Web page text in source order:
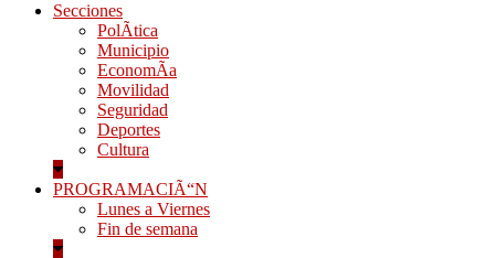
Secciones
PolÃ­tica
Municipio
EconomÃ­a
Movilidad
Seguridad
Deportes
Cultura
PROGRAMACIÃ“N
Lunes a Viernes
Fin de semana